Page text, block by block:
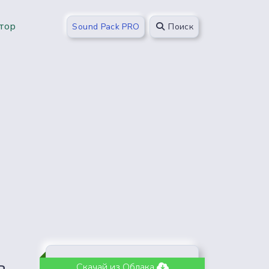
Sound Pack PRO Поиск